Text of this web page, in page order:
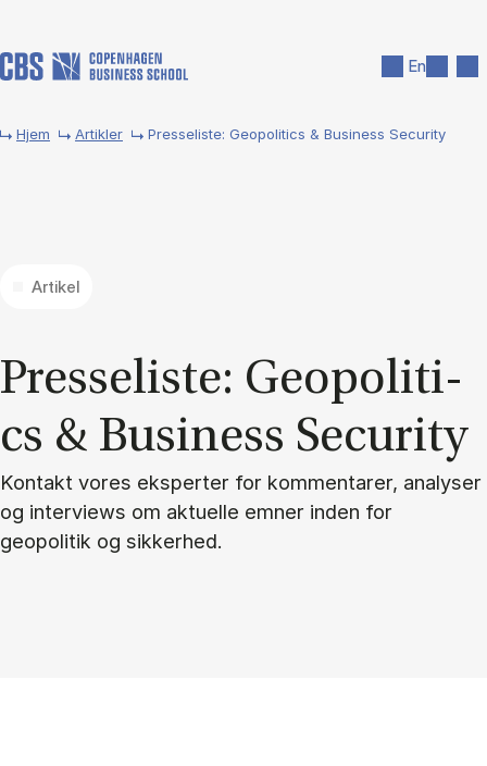
En
Hjem Artikler Presseliste: Geopolitics & Business Security
Artikel
Pres­se­li­ste: Ge­opo­li­ti­
cs & Bu­si­ness Securi­ty
Kontakt vores eksperter for kommentarer, analyser
og interviews om aktuelle emner inden for
geopolitik og sikkerhed.